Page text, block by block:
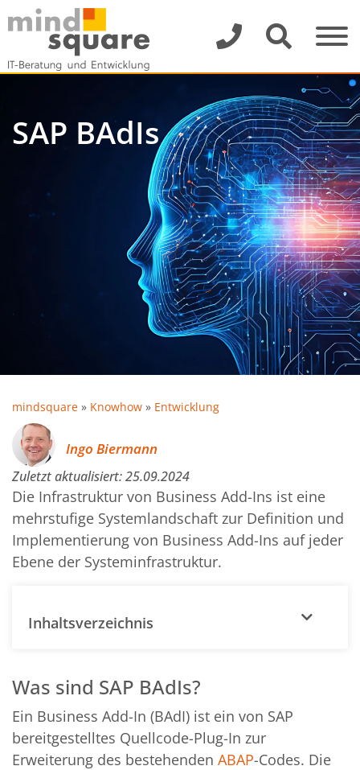
SAP BAdIs
mindsquare » Knowhow » Entwicklung
Ingo Biermann
Zuletzt aktualisiert:25.09.2024
Die Infrastruktur von Business Add-Ins ist eine
mehrstufige Systemlandschaft zur Definition und
Implementierung von Business Add-Ins auf jeder
Ebene der Systeminfrastruktur.
Inhaltsverzeichnis
Was sind SAP BAdIs?
Ein Business Add-In (BAdI) ist ein von SAP
bereitgestelltes Quellcode-Plug-In zur
Erweiterung des bestehenden ABAP-Codes. Die